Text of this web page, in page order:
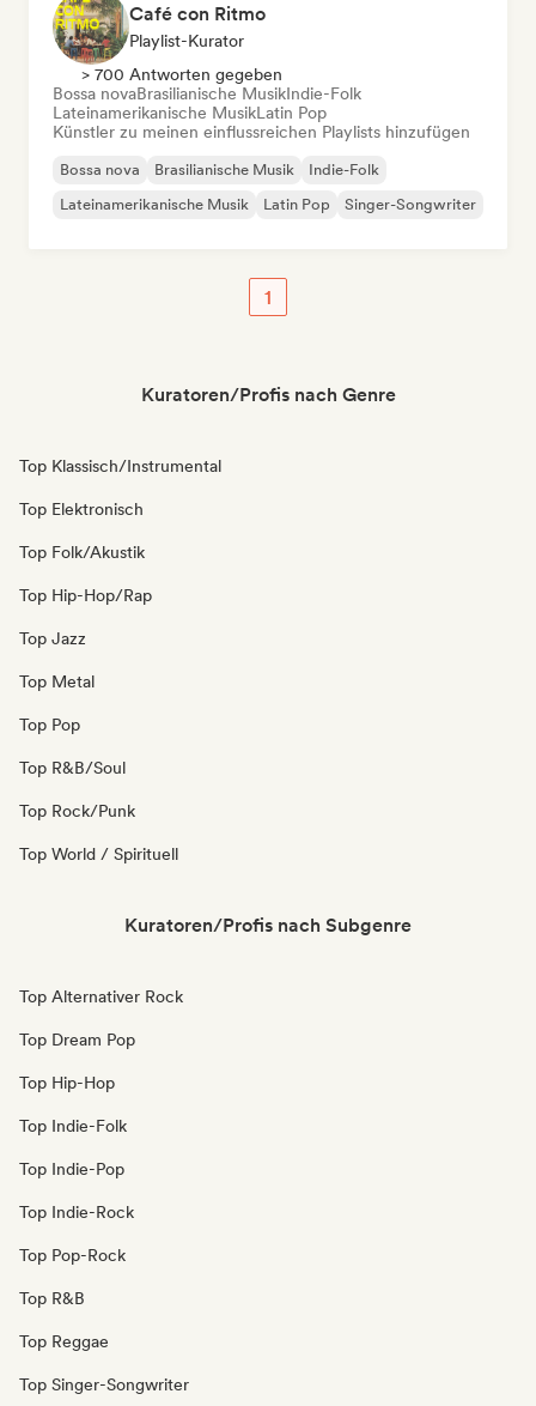
Café con Ritmo
Playlist-Kurator
> 700 Antworten gegeben
Bossa novaBrasilianische MusikIndie-Folk
Lateinamerikanische MusikLatin Pop
Künstler zu meinen einflussreichen Playlists hinzufügen
Bossa nova Brasilianische Musik
Indie-Folk
Lateinamerikanische Musik
Latin Pop Singer-Songwriter
1
Kuratoren/Profis nach Genre
Top Klassisch/Instrumental
Top Elektronisch
Top Folk/Akustik
Top Hip-Hop/Rap
Top Jazz
Top Metal
Top Pop
Top R&B/Soul
Top Rock/Punk
Top World / Spirituell
Kuratoren/Profis nach Subgenre
Top Alternativer Rock
Top Dream Pop
Top Hip-Hop
Top Indie-Folk
Top Indie-Pop
Top Indie-Rock
Top Pop-Rock
Top R&B
Top Reggae
Top Singer-Songwriter